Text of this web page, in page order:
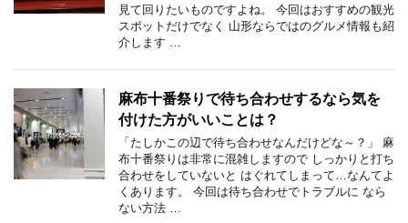
見て回りたいものですよね。 今回はおすすめの観光
スポットだけでなく 山形ならではのグルメ情報も紹
介します …
麻布十番祭りで待ち合わせするなら気を
付けた方がいいことは？
「たしかこの辺で待ち合わせなんだけどな～？」 麻
布十番祭りは非常に混雑しますので しっかりと打ち
合わせをしていないと はぐれてしまって…なんてよ
くあります。 今回は待ち合わせでトラブルに なら
ない方法 …